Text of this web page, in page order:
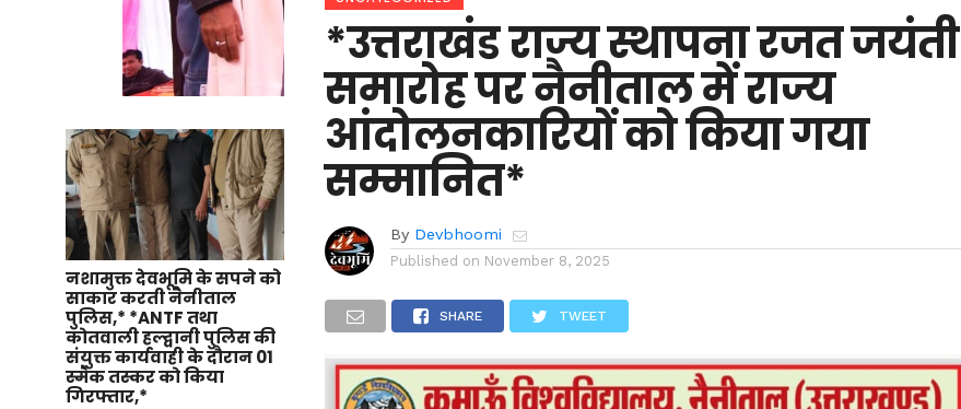
नशामुक्त देवभूमि के सपने को
साकार करती नैनीताल
पुलिस,* *ANTF तथा
कोतवाली हल्द्वानी पुलिस की
संयुक्त कार्यवाही के दौरान 01
स्मैक तस्कर को किया
गिरफ्तार,*
*उत्तराखंड राज्य स्थापना रजत जयंती
समारोह पर नैनीताल में राज्य
आंदोलनकारियों को किया गया
सम्मानित*
By Devbhoomi
Published on November 8, 2025
SHARE TWEET